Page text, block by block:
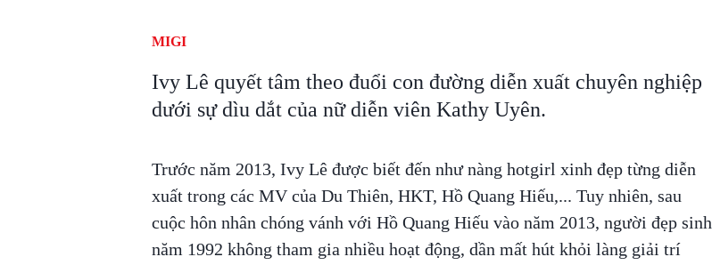
MIGI
Ivy Lê quyết tâm theo đuổi con đường diễn xuất chuyên nghiệp
dưới sự dìu dắt của nữ diễn viên Kathy Uyên.
Trước năm 2013, Ivy Lê được biết đến như nàng hotgirl xinh đẹp từng diễn
xuất trong các MV của Du Thiên, HKT, Hồ Quang Hiếu,... Tuy nhiên, sau
cuộc hôn nhân chóng vánh với Hồ Quang Hiếu vào năm 2013, người đẹp sinh
năm 1992 không tham gia nhiều hoạt động, dần mất hút khỏi làng giải trí